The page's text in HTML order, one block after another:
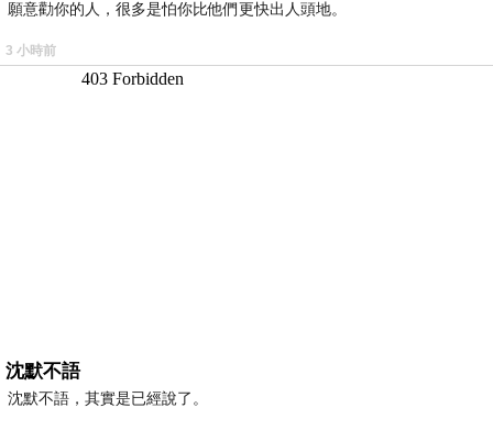
願意勸你的人，很多是怕你比他們更快出人頭地。
3 小時前
沈默不語
沈默不語，其實是已經說了。